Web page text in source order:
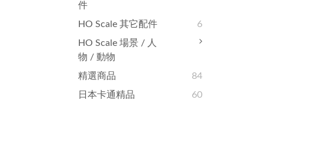
件
HO Scale 其它配件
6
HO Scale 場景 / 人
物 / 動物
精選商品
84
日本卡通精品
60